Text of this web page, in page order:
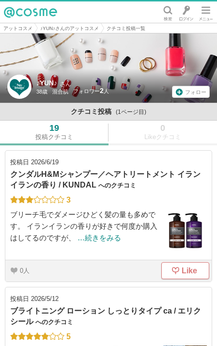
@cosme
アットコスメ ♪YUN♪さんのアットコスメ クチコミ投稿一覧
♪YUN♪ さん
38歳 混合肌 2 フォロー
クチコミ投稿 (1ページ目)
19
投稿クチコミ
0
Likeクチコミ
投稿日 2026/6/19
クンダルH&Mシャンプー／ヘアトリートメント イラン
イランの香り / KUNDAL へのクチコミ
3
ブリーチ毛でダメージひどく髪の量も多めで
す。 イランイランの香りが好きで何度か購入
はしてるのですが、
…続きをみる
0 Like
投稿日 2026/5/12
ブライトニング ローション しっとりタイプ ca / エリク
シール へのクチコミ
5